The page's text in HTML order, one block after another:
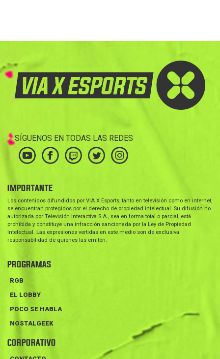
SÍGUENOS EN TODAS LAS REDES
IMPORTANTE
Los contenidos difundidos por VIA X Esports, tanto en televisión como en internet,
se encuentran protegidos por el derecho de propiedad intelectual. Su difusión no
autorizada por Televisión Interactiva S.A., sea en forma total o parcial, está
prohibida y constituye una infracción sancionada por la Ley de Propiedad
Intelectual. Las expresiones vertidas en este medio son de exclusiva
responsabilidad de quienes las emiten.
PROGRAMAS
RGB
EL LOBBY
POCO SE HABLA
NOSTALGEEK
CORPORATIVO